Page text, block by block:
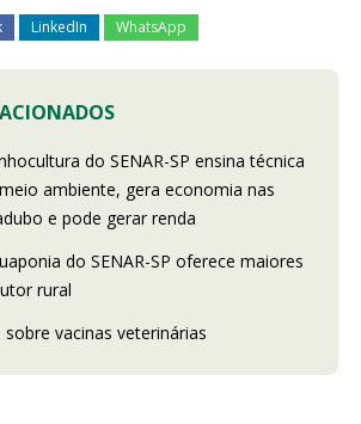
LinkedIn WhatsApp
do SENAR-SP ensina técnica
ambiente, gera economia nas
e pode gerar renda
do SENAR-SP oferece maiores
rural
sobre vacinas veterinárias